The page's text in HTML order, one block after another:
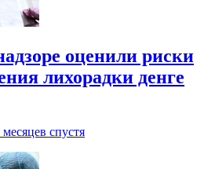
оценили риски
лихорадки денге
месяцев спустя